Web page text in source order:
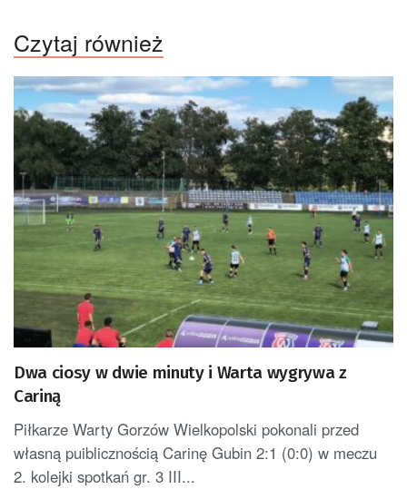
Czytaj również
Dwa ciosy w dwie minuty i Warta wygrywa z
Cariną
Piłkarze Warty Gorzów Wielkopolski pokonali przed
własną puiblicznością Carinę Gubin 2:1 (0:0) w meczu
2. kolejki spotkań gr. 3 III...